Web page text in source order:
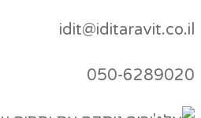
idit@iditaravit.co.il
050-6289020